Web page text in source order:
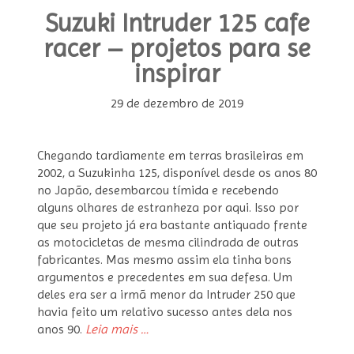
Suzuki Intruder 125 cafe
racer – projetos para se
inspirar
29 de dezembro de 2019
Chegando tardiamente em terras brasileiras em
2002, a Suzukinha 125, disponível desde os anos 80
no Japão, desembarcou tímida e recebendo
alguns olhares de estranheza por aqui. Isso por
que seu projeto já era bastante antiquado frente
as motocicletas de mesma cilindrada de outras
fabricantes. Mas mesmo assim ela tinha bons
argumentos e precedentes em sua defesa. Um
deles era ser a irmã menor da Intruder 250 que
havia feito um relativo sucesso antes dela nos
anos 90. Leia mais “Suzuki
…